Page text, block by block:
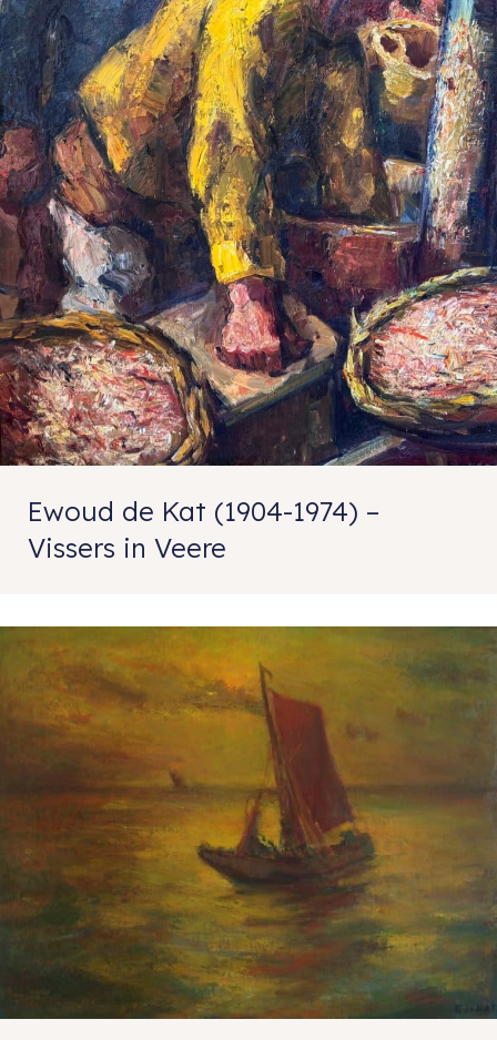
Ewoud de Kat (1904-1974) –
Vissers in Veere